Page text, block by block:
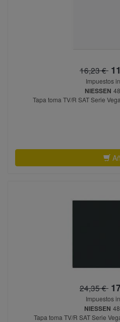
16,23 €
Impuestos
NIESSEN
Tapa toma TV/R SAT Serie
24,35 €
Impuestos
NIESSEN
Tapa toma TV/R SAT Serie